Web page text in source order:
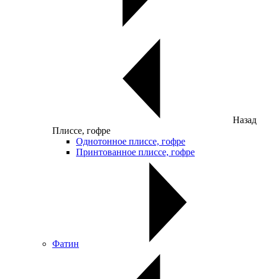
Назад
Плиссе, гофре
Однотонное плиссе, гофре
Принтованное плиссе, гофре
Фатин